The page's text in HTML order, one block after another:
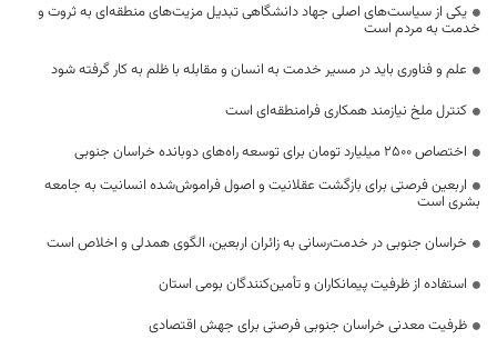
یکی از سیاست‌های اصلی جهاد دانشگاهی تبدیل مزیت‌های منطقه‌ای به ثروت و
خدمت به مردم است
علم و فناوری باید در مسیر خدمت به انسان و مقابله با ظلم به کار گرفته شود
کنترل ملخ نیازمند همکاری فرامنطقه‌ای است
اختصاص 2500 میلیارد تومان برای توسعه راه‌های دوبانده خراسان جنوبی
اربعین فرصتی برای بازگشت عقلانیت و اصول فراموش‌شده انسانیت به جامعه
بشری است
خراسان جنوبی در خدمت‌رسانی به زائران اربعین، الگوی همدلی و اخلاص است
استفاده از ظرفیت پیمانکاران و تأمین‌کنندگان بومی استان
ظرفیت معدنی خراسان جنوبی فرصتی برای جهش اقتصادی